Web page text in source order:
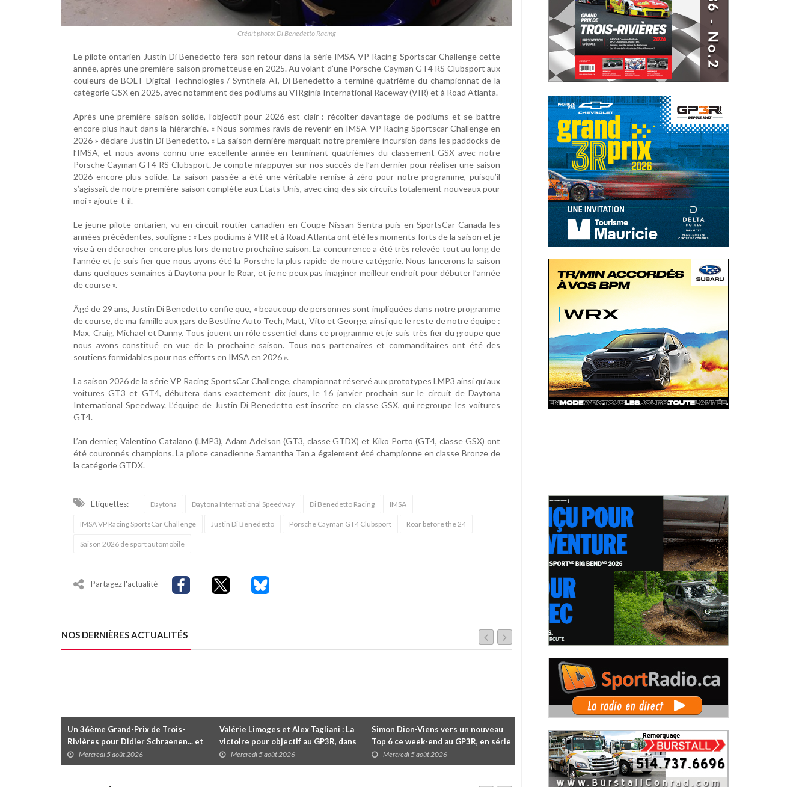
Crédit photo: Di Benedetto Racing
Le pilote ontarien Justin Di Benedetto fera son retour dans la série IMSA VP Racing Sportscar Challenge cette
année, après une première saison prometteuse en 2025. Au volant d’une Porsche Cayman GT4 RS Clubsport aux
couleurs de BOLT Digital Technologies / Syntheia AI, Di Benedetto a terminé quatrième du championnat de la
catégorie GSX en 2025, avec notamment des podiums au VIRginia International Raceway (VIR) et à Road Atlanta.
Après une première saison solide, l’objectif pour 2026 est clair : récolter davantage de podiums et se battre
encore plus haut dans la hiérarchie. « Nous sommes ravis de revenir en IMSA VP Racing Sportscar Challenge en
2026 » déclare Justin Di Benedetto. « La saison dernière marquait notre première incursion dans les paddocks de
l’IMSA, et nous avons connu une excellente année en terminant quatrièmes du classement GSX avec notre
Porsche Cayman GT4 RS Clubsport. Je compte m’appuyer sur nos succès de l’an dernier pour réaliser une saison
2026 encore plus solide. La saison passée a été une véritable remise à zéro pour notre programme, puisqu’il
s’agissait de notre première saison complète aux États-Unis, avec cinq des six circuits totalement nouveaux pour
moi » ajoute-t-il.
Le jeune pilote ontarien, vu en circuit routier canadien en Coupe Nissan Sentra puis en SportsCar Canada les
années précédentes, souligne : « Les podiums à VIR et à Road Atlanta ont été les moments forts de la saison et je
vise à en décrocher encore plus lors de notre prochaine saison. La concurrence a été très relevée tout au long de
l’année et je suis fier que nous ayons été la Porsche la plus rapide de notre catégorie. Nous lancerons la saison
dans quelques semaines à Daytona pour le Roar, et je ne peux pas imaginer meilleur endroit pour débuter l’année
de course ».
Âgé de 29 ans, Justin Di Benedetto confie que, « beaucoup de personnes sont impliquées dans notre programme
de course, de ma famille aux gars de Bestline Auto Tech, Matt, Vito et George, ainsi que le reste de notre équipe :
Max, Craig, Michael et Danny. Tous jouent un rôle essentiel dans ce programme et je suis très fier du groupe que
nous avons constitué en vue de la prochaine saison. Tous nos partenaires et commanditaires ont été des
soutiens formidables pour nos efforts en IMSA en 2026 ».
La saison 2026 de la série VP Racing SportsCar Challenge, championnat réservé aux prototypes LMP3 ainsi qu’aux
voitures GT3 et GT4, débutera dans exactement dix jours, le 16 janvier prochain sur le circuit de Daytona
International Speedway. L’équipe de Justin Di Benedetto est inscrite en classe GSX, qui regroupe les voitures
GT4.
L’an dernier, Valentino Catalano (LMP3), Adam Adelson (GT3, classe GTDX) et Kiko Porto (GT4, classe GSX) ont
été couronnés champions. La pilote canadienne Samantha Tan a également été championne en classe Bronze de
la catégorie GTDX.
Étiquettes: Daytona Daytona International Speedway Di Benedetto Racing IMSA
IMSA VP Racing SportsCar Challenge Justin Di Benedetto Porsche Cayman GT4 Clubsport Roar before the 24
Saison 2026 de sport automobile
Partagez l'actualité
NOS DERNIÈRES ACTUALITÉS
Un 36ème Grand-Prix de Trois-
Rivières pour Didier Schraenen... et
une première en Challenge Canada
Mercredi 5 août 2026
Valérie Limoges et Alex Tagliani : La
victoire pour objectif au GP3R, dans
trois séries différentes
Mercredi 5 août 2026
Simon Dion-Viens vers un nouveau
Top 6 ce week-end au GP3R, en série
NASCAR Canada ?
Mercredi 5 août 2026
À l'Autodrome Chaudière ce samedi :
Le Challenge Beauceron 200
pourrait bouleverser le
championnat ACT Québec
Mercredi 5 août 2026
Le circuit de Sanair dans la mire de
la municipalité de St-Pie pour être
rayé de la carte !
Mercredi 5 août 2026